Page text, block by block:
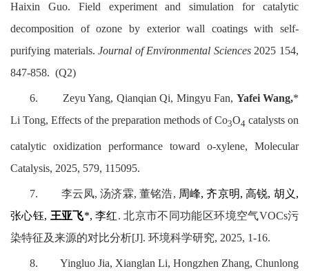
Haixin Guo. Field experiment and simulation for catalytic
decomposition of ozone by exterior wall coatings with self-
purifying materials.Journal of Environmental Sciences 2025 154,
847-858. (Q2)
6. Zeyu Yang, Qianqian Qi, Mingyu Fan, Yafei Wang,*
Li Tong, Effects of the preparation methods of Co3O4 catalysts on
catalytic oxidization performance toward o-xylene, Molecular
Catalysis, 2025, 579, 115095.
7. 李云凤,汤济霖, 董铭浩, 周峰, 齐京明, 高锐, 胡义 ,
张心钰, 王亚飞*, 李红.北京市不同功能区环境空气VOCs污
染特征及来源的对比分析[J]. 环境科学研究, 2025, 1-16.
8. Yingluo Jia, Xianglan Li, Hongzhen Zhang, Chunlong